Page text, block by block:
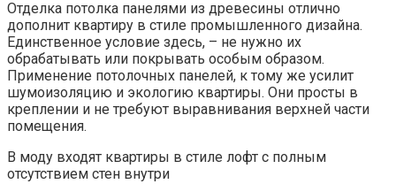
Отделка потолка панелями из древесины отлично
дополнит квартиру в стиле промышленного дизайна.
Единственное условие здесь, – не нужно их
обрабатывать или покрывать особым образом.
Применение потолочных панелей, к тому же усилит
шумоизоляцию и экологию квартиры. Они просты в
креплении и не требуют выравнивания верхней части
помещения.
В моду входят квартиры в стиле лофт с полным
отсутствием стен внутри